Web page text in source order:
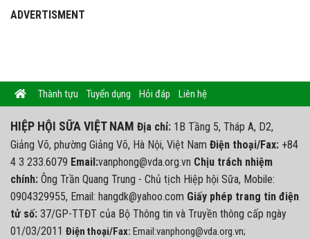
Thống nhất cơ chế phân cấp, tăng cường hậu kiểm trong lĩnh vực
ADVERTISMENT
Thành tựu Tuyển dụng Hỏi đáp Liên hệ
HIỆP HỘI SỮA VIỆT NAM Địa chỉ:1B Tầng 5, Tháp A, D2,
Giảng Võ, phường Giảng Võ, Hà Nội, Việt NamĐiện thoại/Fax: